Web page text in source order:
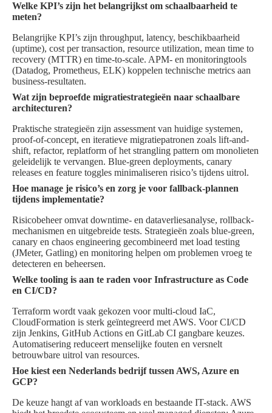
Welke KPI’s zijn het belangrijkst om schaalbaarheid te
meten?
Belangrijke KPI’s zijn throughput, latency, beschikbaarheid
(uptime), cost per transaction, resource utilization, mean time to
recovery (MTTR) en time-to-scale. APM- en monitoringtools
(Datadog, Prometheus, ELK) koppelen technische metrics aan
business-resultaten.
Wat zijn beproefde migratiestrategieën naar schaalbare
architecturen?
Praktische strategieën zijn assessment van huidige systemen,
proof-of-concept, en iteratieve migratiepatronen zoals lift-and-
shift, refactor, replatform of het strangling pattern om monolieten
geleidelijk te vervangen. Blue-green deployments, canary
releases en feature toggles minimaliseren risico’s tijdens uitrol.
Hoe manage je risico’s en zorg je voor fallback-plannen
tijdens implementatie?
Risicobeheer omvat downtime- en dataverliesanalyse, rollback-
mechanismen en uitgebreide tests. Strategieën zoals blue-green,
canary en chaos engineering gecombineerd met load testing
(JMeter, Gatling) en monitoring helpen om problemen vroeg te
detecteren en beheersen.
Welke tooling is aan te raden voor Infrastructure as Code
en CI/CD?
Terraform wordt vaak gekozen voor multi-cloud IaC,
CloudFormation is sterk geïntegreerd met AWS. Voor CI/CD
zijn Jenkins, GitHub Actions en GitLab CI gangbare keuzes.
Automatisering reduceert menselijke fouten en versnelt
betrouwbare uitrol van resources.
Hoe kiest een Nederlands bedrijf tussen AWS, Azure en
GCP?
De keuze hangt af van workloads en bestaande IT-stack. AWS